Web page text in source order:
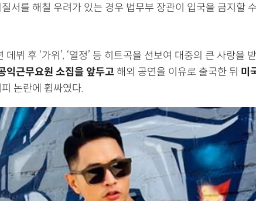
서를 해칠 우려가 있는 경우 법무부 장관이 입국을 금지할
뷔 후 ‘가위’, ‘열정’ 등 히트곡을 선보여 대중의 큰 사랑을
익근무요원 소집을 앞두고 해외 공연을 이유로 출국한 뒤 미
논란에 휩싸였다.